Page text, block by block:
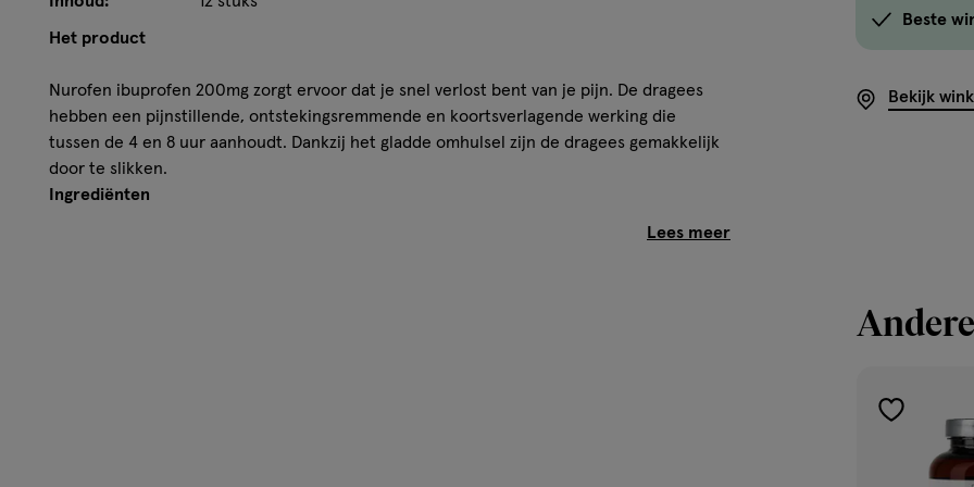
Beste
Bekijk
Het product
Nurofen ibuprofen 200mg zorgt ervoor dat je snel verlost bent van je pijn. De dragees
hebben een pijnstillende, ontstekingsremmende en koortsverlagende werking die
tussen de 4 en 8 uur aanhoudt. Dankzij het gladde omhulsel zijn de dragees gemakkelijk
door te slikken.
Ingrediënten
toevoegen
verlanglijst